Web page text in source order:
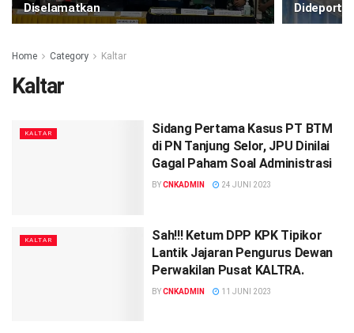
Diselamatkan
Home Category Kaltar
Kaltar
KALTAR
Sidang Pertama Kasus PT BTM
di PN Tanjung Selor, JPU Dinilai
Gagal Paham Soal Administrasi
BYCNKADMIN 24 JUNI 2023
KALTAR
Sah!!! Ketum DPP KPK Tipikor
Lantik Jajaran Pengurus Dewan
Perwakilan Pusat KALTRA.
BYCNKADMIN 11 JUNI 2023